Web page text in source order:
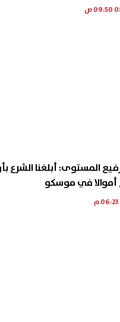
المستوى: أبلغنا الشرع
أموالا في موسكو